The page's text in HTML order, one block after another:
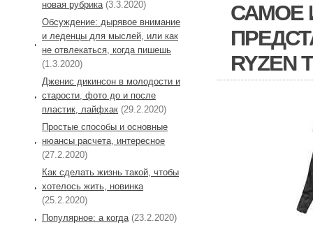
САМОЕ
RYZEN
новая рубрика(3.3.2020)
Обсуждение: дырявое внимание
и леденцы для мыслей, или как
не отвлекаться, когда пишешь
(1.3.2020)
Дженис дикинсон в молодости и
старости, фото до и после
пластик, лайфхак (29.2.2020)
Простые способы и основные
нюансы расчета, интересное
(27.2.2020)
Как сделать жизнь такой, чтобы
хотелось жить, новинка
(25.2.2020)
Популярное: а когда(23.2.2020)